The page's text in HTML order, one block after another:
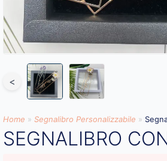
<
Home » Segnalibro Personalizzabile »
SEGNALIBRO